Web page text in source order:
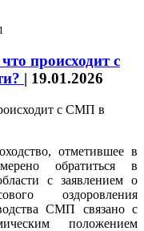
происходит с
| 19.01.2026
отметившее в
обратиться в
с заявлением о
оздоровления
СМП связано с
положением